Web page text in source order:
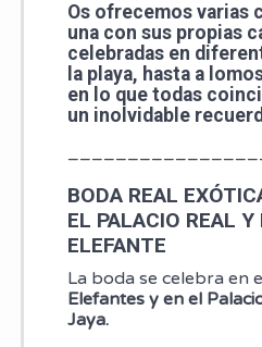
Os ofrecemos varias
una con sus propias
celebradas en
la playa, hasta a
en lo que todas
un inolvidable
BODA REAL
EL PALACIO REAL Y
ELEFANTE
La boda se celebra en
Elefantes y en el
Jaya.